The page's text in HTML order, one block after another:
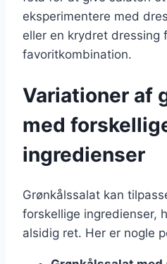
eksperimentere med
eller en krydret dressing
favoritkombination.
Variationer af
med
ingredienser
Grønkålssalat kan
forskellige ingredienser,
alsidig ret. Her er nogle